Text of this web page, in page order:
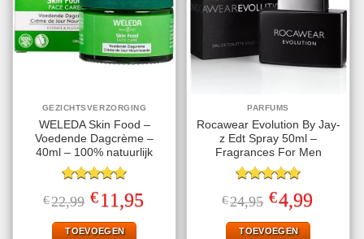
GEZICHTSVERZORGING
WELEDA Skin Food –
Voedende Dagcrème –
40ml – 100% natuurlijk
Gewaardeerd
5.00uit 5
€22,99 Oorspronkelijke
prijs
was:
€22,99.
€11,95prijs
TOEVOEGEN
PARFUMS
Rocawear Evolution By Jay-
z Edt Spray 50ml –
Fragrances For Men
Gewaardeerd
5.00uit 5
€24,95 Oorspronkelijke
prijs
was:
€24,95.
€4,99Huidige
prijs
TOEVOEGEN